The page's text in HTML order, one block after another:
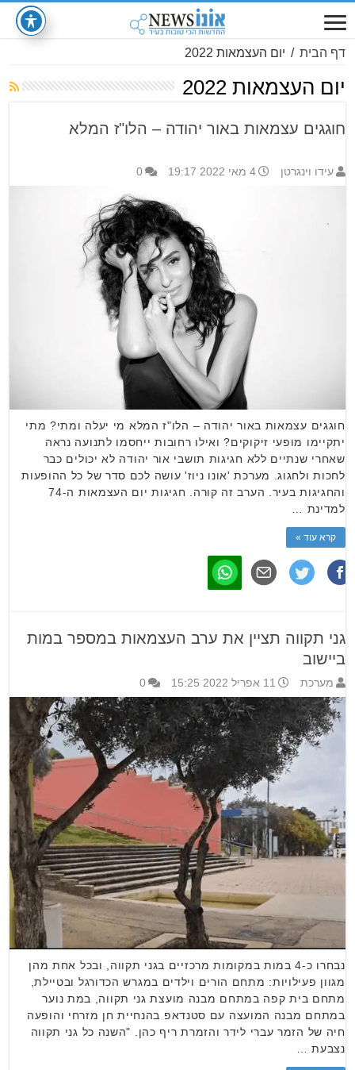
דף הבית / יום העצמאות 2022
יום העצמאות 2022
חוגגים עצמאות באור יהודה – הלו"ז המלא
עידו וינגרטן 4 מאי 2022 19:17 0
חוגגים עצמאות באור יהודה – הלו"ז המלא מי יעלה ומתי? מתי
יתקיימו מופעי זיקוקים? ואילו רחובות ייחסמו לתנועה נראה
שאחרי שנתיים ללא חגיגות תושבי אור יהודה לא יכולים כבר
לחכות ולחגוג. מערכת 'אונו ניוז' עושה לכם סדר של כל ההופעות
והחגיגות בעיר. הערב זה קורה. חגיגות יום העצמאות ה-74
למדינת …
קרא עוד »
גני תקווה תציין את ערב העצמאות במספר במות
ביישוב
מערכת 11 אפריל 2022 15:25 0
נבחרו כ-4 במות במקומות מרכזיים בגני תקווה, ובכל אחת מהן
מגוון פעילויות: מתחם הורים וילדים במגרש הכדורגל ובטיילת,
מתחם בית קפה במתחם מבנה מועצת גני תקווה, במת נוער
במתחם מבנה המועצה עם סטנדאפ בהנחיית חן מזרחי והופעה
חיה של הזמר עברי לידר והזמרת ריף כהן. "השנה כל גני תקווה
נצבעת …